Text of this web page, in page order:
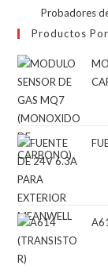
Probadores
Productos